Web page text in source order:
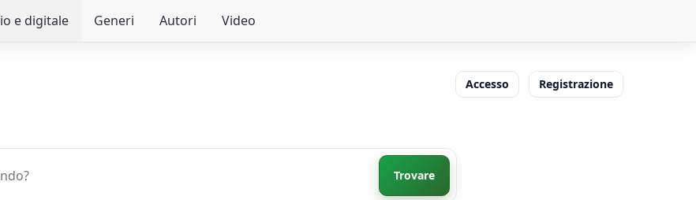
e digitale Generi Autori Video
Accesso Registrazione
Trovare